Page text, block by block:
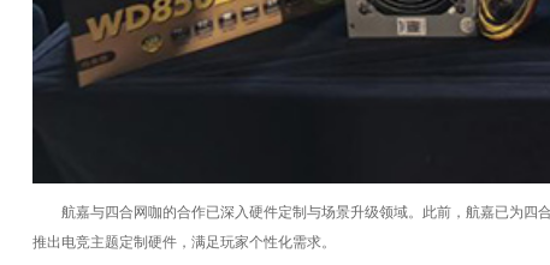
航嘉与四合网咖的合作已深入硬件定制与场景升级领域。此前，航嘉已为
推出电竞主题定制硬件，满足玩家个性化需求。